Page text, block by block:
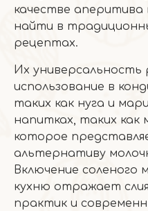
качестве аперитива
найти в
рецептах.
Их
использование в
таких как нуга и
напитках, таких как
которое
альтернативу
Включение соленого
кухню отражает
практик и